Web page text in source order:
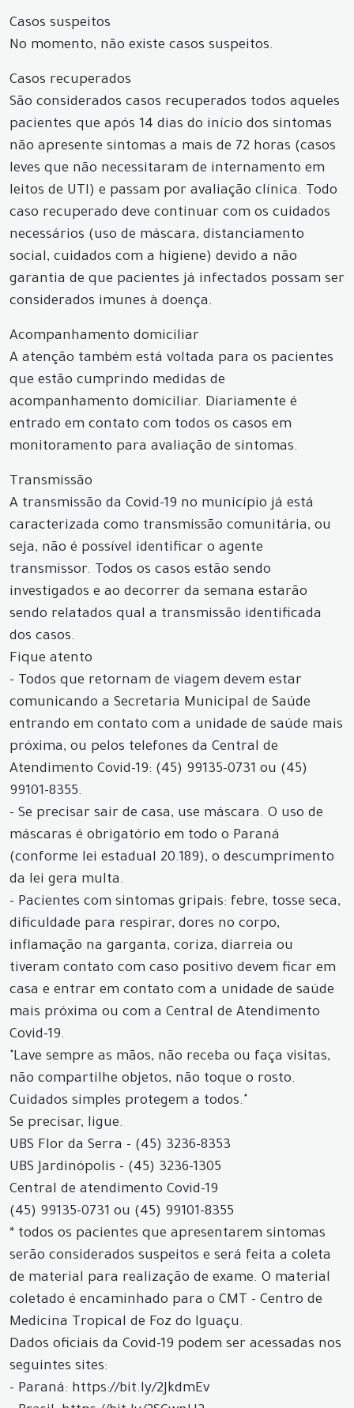
Casos suspeitos
No momento, não existe casos suspeitos.
Casos recuperados
São considerados casos recuperados todos aqueles
pacientes que após 14 dias do início dos sintomas
não apresente sintomas a mais de 72 horas (casos
leves que não necessitaram de internamento em
leitos de UTI) e passam por avaliação clínica. Todo
caso recuperado deve continuar com os cuidados
necessários (uso de máscara, distanciamento
social, cuidados com a higiene) devido a não
garantia de que pacientes já infectados possam ser
considerados imunes à doença.
Acompanhamento domiciliar
A atenção também está voltada para os pacientes
que estão cumprindo medidas de
acompanhamento domiciliar. Diariamente é
entrado em contato com todos os casos em
monitoramento para avaliação de sintomas.
Transmissão
A transmissão da Covid-19 no município já está
caracterizada como transmissão comunitária, ou
seja, não é possível identificar o agente
transmissor. Todos os casos estão sendo
investigados e ao decorrer da semana estarão
sendo relatados qual a transmissão identificada
dos casos.
Fique atento
- Todos que retornam de viagem devem estar
comunicando a Secretaria Municipal de Saúde
entrando em contato com a unidade de saúde mais
próxima, ou pelos telefones da Central de
Atendimento Covid-19: (45) 99135-0731 ou (45)
99101-8355.
- Se precisar sair de casa, use máscara. O uso de
máscaras é obrigatório em todo o Paraná
(conforme lei estadual 20.189), o descumprimento
da lei gera multa.
- Pacientes com sintomas gripais: febre, tosse seca,
dificuldade para respirar, dores no corpo,
inflamação na garganta, coriza, diarreia ou
tiveram contato com caso positivo devem ficar em
casa e entrar em contato com a unidade de saúde
mais próxima ou com a Central de Atendimento
Covid-19.
"Lave sempre as mãos, não receba ou faça visitas,
não compartilhe objetos, não toque o rosto.
Cuidados simples protegem a todos."
Se precisar, ligue.
UBS Flor da Serra - (45) 3236-8353
UBS Jardinópolis - (45) 3236-1305
Central de atendimento Covid-19
(45) 99135-0731 ou (45) 99101-8355
* todos os pacientes que apresentarem sintomas
serão considerados suspeitos e será feita a coleta
de material para realização de exame. O material
coletado é encaminhado para o CMT - Centro de
Medicina Tropical de Foz do Iguaçu.
Dados oficiais da Covid-19 podem ser acessadas nos
seguintes sites:
- Paraná: https://bit.ly/2JkdmEv